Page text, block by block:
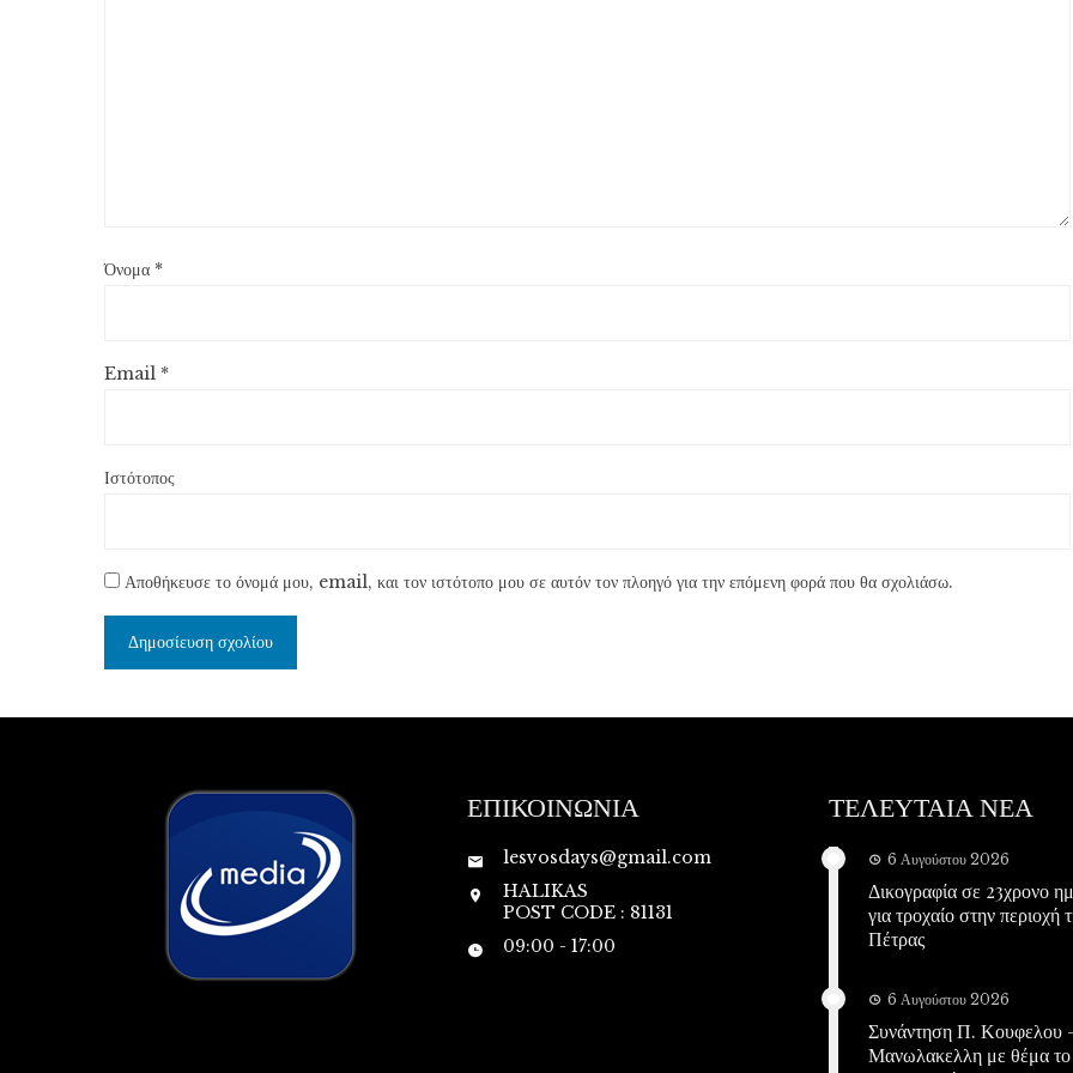
Όνομα *
Email *
Ιστότοπος
Αποθήκευσε το όνομά μου, email, και τον ιστότοπο μου σε αυτόν τον πλοηγό για την επόμενη φορά που θα σχολιάσω.
ΕΠΙΚΟΙΝΩΝΙΑ
lesvosdays@gmail.com
HALIKAS
POST CODE : 81131
09:00 - 17:00
ΤΕΛΕΥΤΑΙΑ ΝΕΑ
6 Αυγούστου 2026
Δικογραφία σε 23χρονο
για τροχαίο στην περιοχή
Πέτρας
6 Αυγούστου 2026
Συνάντηση Π. Κουφελου
Μανωλακελλη με θέμα